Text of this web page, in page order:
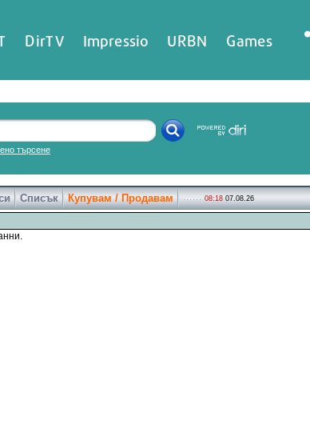
DirTV Impressio URBN Games
търсене
Списък Купувам / Продавам 08:18 07.08.26